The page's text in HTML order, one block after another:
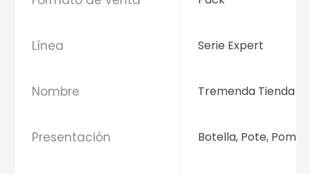
Línea Serie Expert
Nombre Tremenda Tienda
Presentación Botella, Pote, Pomo